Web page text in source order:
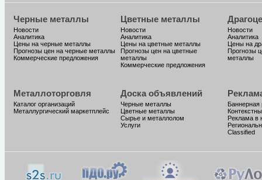
Черные металлы
Новости
Аналитика
Цены на черные металлы
Прогнозы цен на черные металлы
Коммерческие предложения
Цветные металлы
Новости
Аналитика
Цены на цветные металлы
Прогнозы цен на цветные
металлы
Коммерческие предложения
Новости
Аналитика
Цены на
Прогнозы
металлы
Металлоторговля
Каталог организаций
Металлургический маркетплейс
Доска объявлений
Черные металлы
Цветные металлы
Сырье и металлолом
Услуги
Баннерная
Реклама в
Classified